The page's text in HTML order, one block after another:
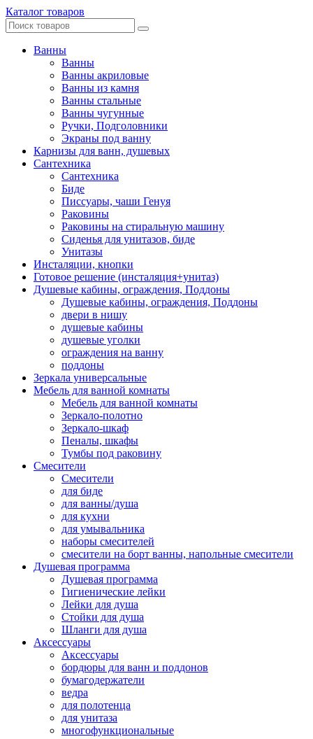
Каталог товаров
Ванны
Ванны
Ванны акриловые
Ванны из камня
Ванны стальные
Ванны чугунные
Ручки, Подголовники
Экраны под ванну
Карнизы для ванн, душевых
Сантехника
Сантехника
Биде
Писсуары, чаши Генуя
Раковины
Раковины на стиральную машину
Сиденья для унитазов, биде
Унитазы
Инсталяции, кнопки
Готовое решение (инсталяция+унитаз)
Душевые кабины, ограждения, Поддоны
Душевые кабины, ограждения, Поддоны
двери в нишу
душевые кабины
душевые уголки
ограждения на ванну
поддоны
Зеркала универсальные
Мебель для ванной комнаты
Мебель для ванной комнаты
Зеркало-полотно
Зеркало-шкаф
Пеналы, шкафы
Тумбы под раковину
Смесители
Смесители
для биде
для ванны/душа
для кухни
для умывальника
наборы смесителей
смесители на борт ванны, напольные смесители
Душевая программа
Душевая программа
Гигиенические лейки
Лейки для душа
Стойки для душа
Шланги для душа
Аксессуары
Аксессуары
бордюры для ванн и поддонов
бумагодержатели
ведра
для полотенца
для унитаза
многофункциональные